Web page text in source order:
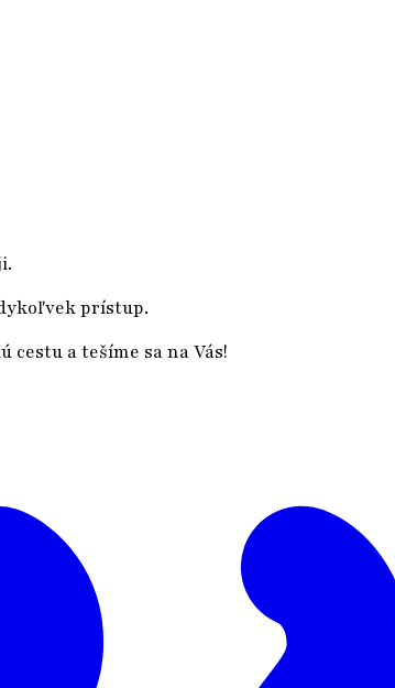
prístup.
a tešíme sa na Vás!